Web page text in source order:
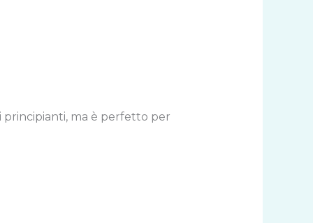
principianti, ma è perfetto per